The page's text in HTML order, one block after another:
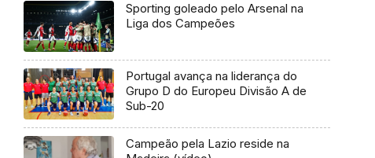
Sporting goleado pelo Arsenal na
Liga dos Campeões
Portugal avança na liderança do
Grupo D do Europeu Divisão A de
Sub-20
Campeão pela Lazio reside na